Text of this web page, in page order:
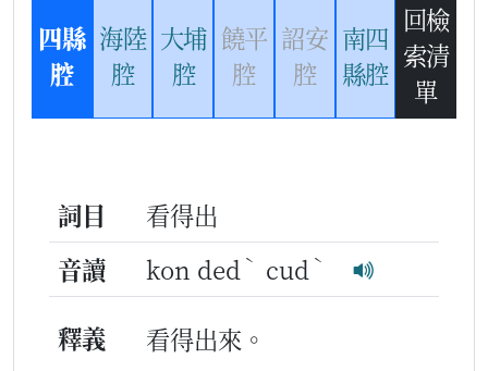
四縣
腔
海陸
腔
大埔
腔
饒平
腔
詔安
腔
南四
縣腔
回檢
索清
單
詞目
看得出
音讀
kon ded ˋ cud ˋ
釋義 看得出來。